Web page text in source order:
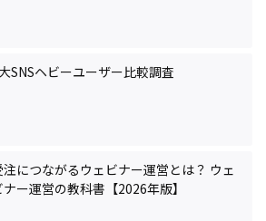
SNSヘビーユーザー比較調査
注につながるウェビナー運営とは？ ウェ
ナー運営の教科書【2026年版】